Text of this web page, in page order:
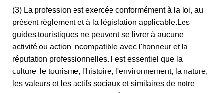
(3) La profession est exercée conformément à la loi, au
présent règlement et à la législation applicable.Les
guides touristiques ne peuvent se livrer à aucune
activité ou action incompatible avec l'honneur et la
réputation professionnelles.Il est essentiel que la
culture, le tourisme, l'histoire, l'environnement, la nature,
les valeurs et les actifs sociaux et similaires de notre